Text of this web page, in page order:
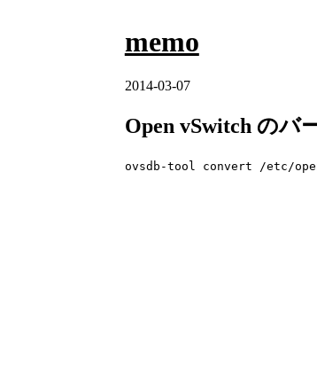
memo
2014-03-07
Open vSwitch のバ
ovsdb-tool convert /etc/